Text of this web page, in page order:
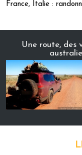
France, Italie :
Une route, des